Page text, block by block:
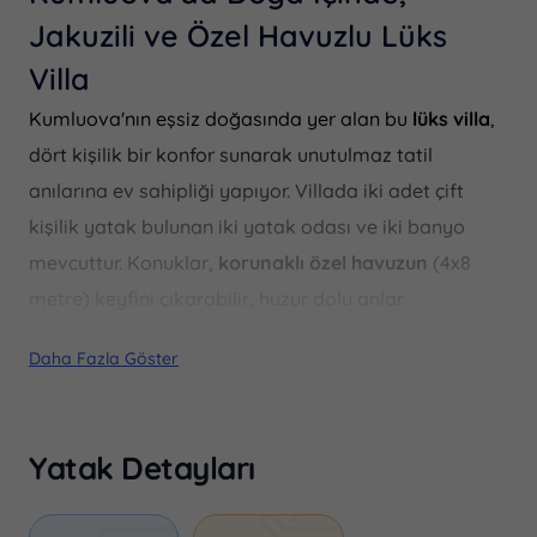
Jakuzili ve Özel Havuzlu Lüks
Villa
Kumluova'nın eşsiz doğasında yer alan bu lüks villa,
dört kişilik bir konfor sunarak unutulmaz tatil
anılarına ev sahipliği yapıyor. Villada iki adet çift
kişilik yatak bulunan iki yatak odası ve iki banyo
mevcuttur. Konuklar, korunaklı özel havuzun (4x8
tadını çıkarabilirsiniz.
jakuziile dinlenme imkanını da kaçırmamanız
gerekiyor. Oyun alanı, otopark, saç kurutma makinesi
Daha Fazla Göster
Yatak Detayları